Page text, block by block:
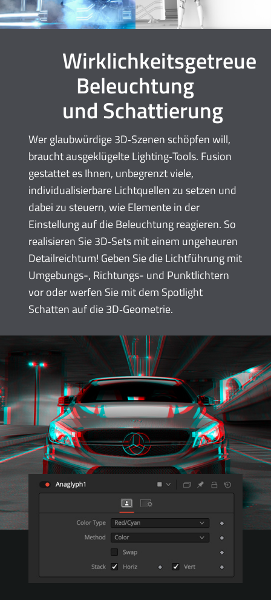
Wirklichkeitsgetreue
Beleuchtung
und Schattierung
Wer glaubwürdige 3D‑Szenen schöpfen will,
braucht ausgeklügelte Lighting‑Tools. Fusion
gestattet es Ihnen, unbegrenzt viele,
individualisierbare Lichtquellen zu setzen und
dabei zu steuern, wie Elemente in der
Einstellung auf die Beleuchtung reagieren. So
realisieren Sie 3D‑Sets mit einem ungeheuren
Detailreichtum! Geben Sie die Lichtführung mit
Umgebungs-, Richtungs- und Punktlichtern
vor oder werfen Sie mit dem Spotlight
Schatten auf die 3D‑Geometrie.